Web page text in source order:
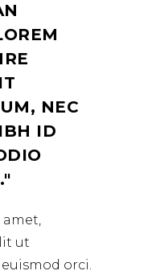
NEC
ID
ut
orci.